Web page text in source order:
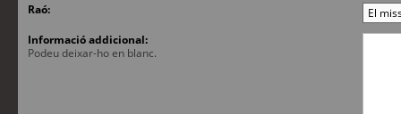
Raó:
Informació addicional:
Podeu deixar-ho en blanc.